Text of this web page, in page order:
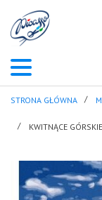
STRONA GŁÓWNA
KWITNĄCE